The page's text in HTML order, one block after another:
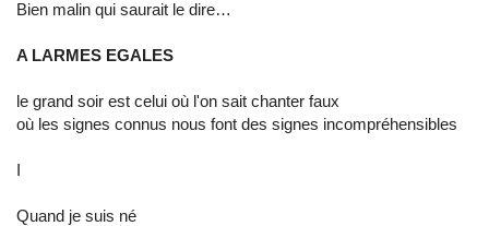
Bien malin qui saurait le dire…
A LARMES EGALES
le grand soir est celui où l'on sait chanter faux
où les signes connus nous font des signes incompréhensibles
I
Quand je suis né